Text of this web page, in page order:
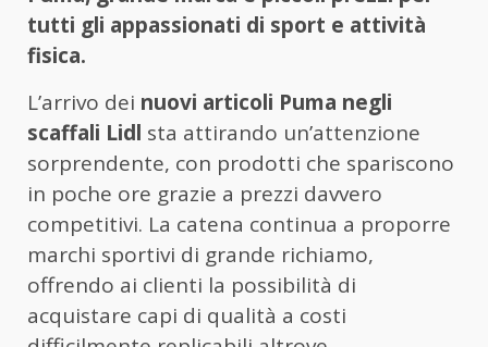
tutti gli appassionati di sport e attività
fisica.
L’arrivo dei nuovi articoli Puma negli
scaffali Lidl sta attirando un’attenzione
sorprendente, con prodotti che spariscono
in poche ore grazie a prezzi davvero
competitivi. La catena continua a proporre
marchi sportivi di grande richiamo,
offrendo ai clienti la possibilità di
acquistare capi di qualità a costi